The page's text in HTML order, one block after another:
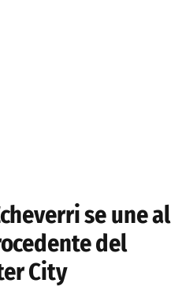
se une al
del
City